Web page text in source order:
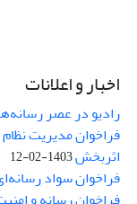
اخبار و اعلانات
رادیو در عصر
فراخوان مدیریت
اثربخش1403-02-12
فراخوان سواد